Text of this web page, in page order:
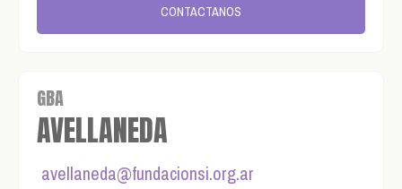
CONTACTANOS
GBA
AVELLANEDA
avellaneda@fundacionsi.org.ar